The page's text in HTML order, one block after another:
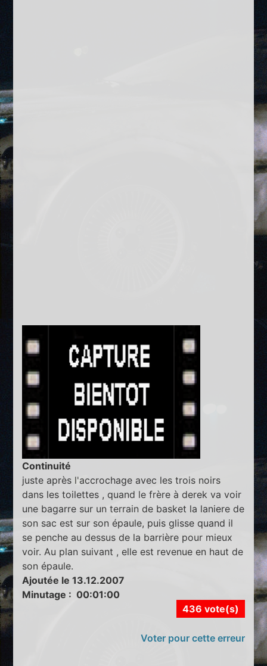
Continuité
juste après l'accrochage avec les trois noirs
dans les toilettes , quand le frère à derek va voir
une bagarre sur un terrain de basket la laniere de
son sac est sur son épaule, puis glisse quand il
se penche au dessus de la barrière pour mieux
voir. Au plan suivant , elle est revenue en haut de
son épaule.
Ajoutée le 13.12.2007
Minutage : 00:01:00
436 vote(s)
Voter pour cette erreur